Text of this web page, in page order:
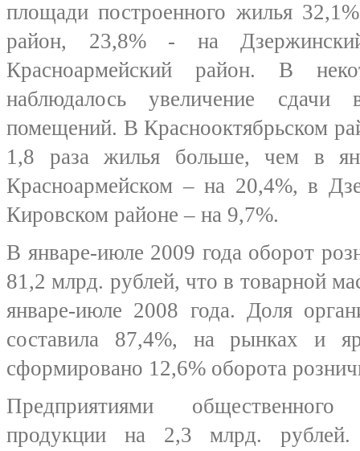
площади построенного жилья
район, 23,8% - на
Красноармейский район. В
наблюдалось увеличение
помещений. В Краснооктябрьском
1,8 раза жилья больше, чем в
Красноармейском – на 20,4%, в
Кировском районе – на 9,7%.
В январе-июле 2009 года оборот
81,2 млрд. рублей, что в товарной
январе-июле 2008 года. Доля
составила 87,4%, на рынках и
сформировано 12,6% оборота
Предприятиями
продукции на 2,3 млрд. рублей.